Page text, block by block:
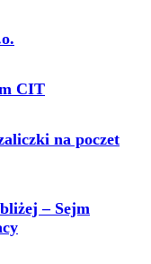
CIT
na poczet
– Sejm